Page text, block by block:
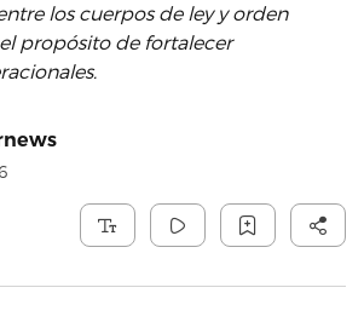
los cuerpos de ley y orden
propósito de fortalecer